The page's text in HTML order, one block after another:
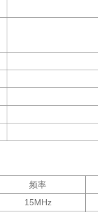
频率
15MHz